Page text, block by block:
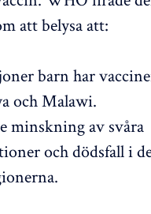
att belysa att:
barn har
och Malawi.
minskning av svåra
och dödsfall i